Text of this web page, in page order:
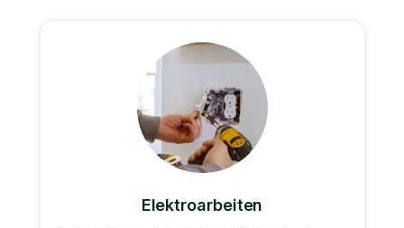
Elektroarbeiten